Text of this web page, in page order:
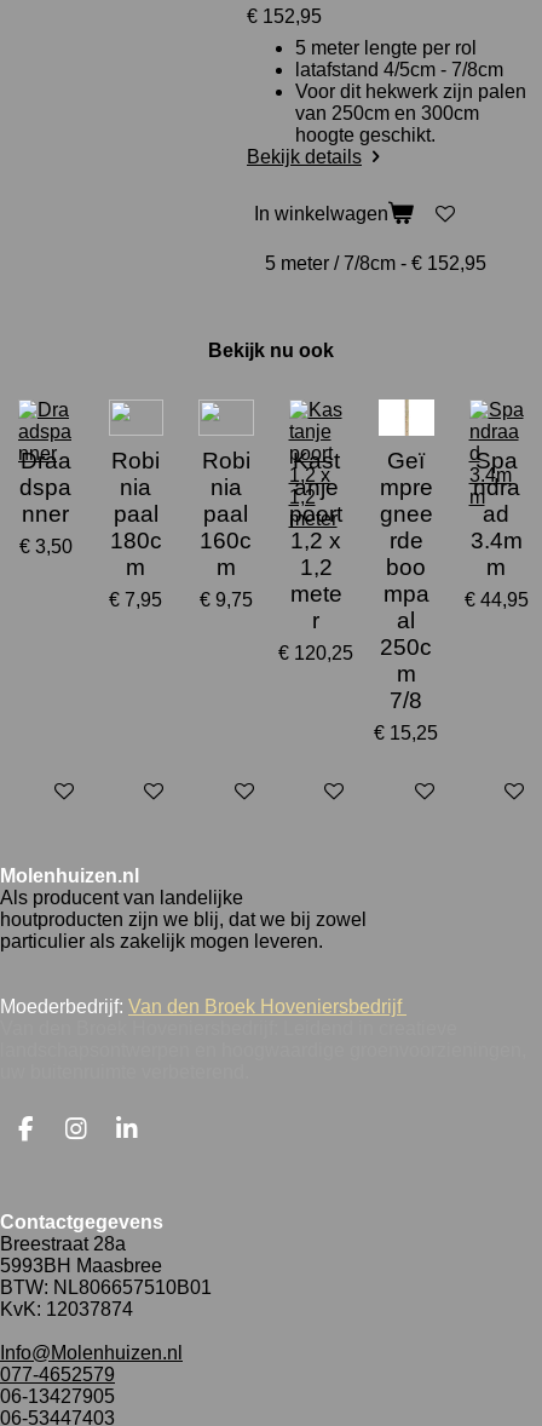
€ 152,95
5 meter lengte per rol
latafstand 4/5cm - 7/8cm
Voor dit hekwerk zijn palen
van 250cm en 300cm
hoogte geschikt.
Bekijk details
In winkelwagen
Bekijk nu ook
Draa
dspa
nner
€ 3,50
In winkelwagen
Robi
nia
paal
180c
m
€ 7,95
In winkelwagen
Robi
nia
paal
160c
m
€ 9,75
In winkelwagen
Kast
anje
poort
1,2 x
1,2
mete
r
€ 120,25
In winkelwagen
Geï
mpre
gnee
rde
boo
mpa
al
250c
m
7/8
€ 15,25
In winkelwagen
Spa
ndra
ad
3.4m
m
€ 44,95
In
Molenhuizen.nl
Als producent van landelijke
houtproducten zijn we blij, dat we bij zowel
particulier als zakelijk mogen leveren.
Moederbedrijf: Van den Broek Hoveniersbedrijf
F
b
o
o
k
I
a
g
r
a
m
L
e
d
I
n
Contactgegevens
Breestraat 28a
5993BH Maasbree
BTW: NL806657510B01
KvK: 12037874
Info@Molenhuizen.nl
077-4652579
06-13427905
06-53447403